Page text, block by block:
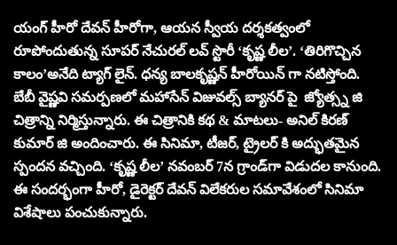
యంగ్ హీరో దేవన్ హీరోగా, ఆయన స్వీయ దర్శకత్వంలో
రూపోందుతున్న సూపర్ నేచురల్ లవ్ స్టొరీ ‘కృష్ణ లీల’. ‘తిరిగొచ్చిన
కాలం’అనేది ట్యాగ్ లైన్. ధన్య బాలకృష్ణన్ హీరోయిన్ గా నటిస్తోంది.
బేబీ వైష్ణవి సమర్పణలో మహాసేన్ విజువల్స్ బ్యానర్ పై జ్యోత్స్న జి
చిత్రాన్ని నిర్మిస్తున్నారు. ఈ చిత్రానికి కథ & మాటలు- అనిల్ కిరణ్
కుమార్ జి అందించారు. ఈ సినిమా, టీజర్, ట్రైలర్ కి అద్భుతమైన
స్పందన వచ్చింది. ‘కృష్ణ లీల’ నవంబర్ 7న గ్రాండ్‌గా విడుదల కానుంది.
ఈ సందర్భంగా హీరో, డైరెక్టర్ దేవన్ విలేకరుల సమావేశంలో సినిమా
విశేషాలు పంచుకున్నారు.